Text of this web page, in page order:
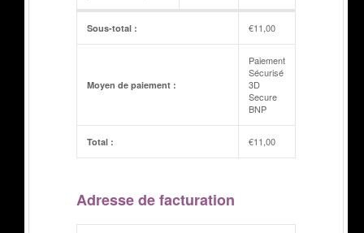
Sous-total : €11,00
Moyen de paiement :
Paiement
Sécurisé
3D
Secure
BNP
Total : €11,00
Adresse de facturation